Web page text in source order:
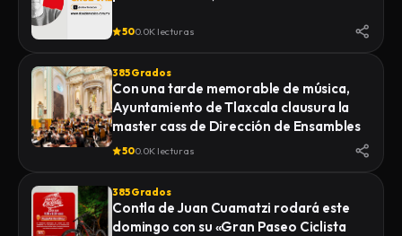
500.0K lecturas
385 Grados
Con una tarde memorable de música,
Ayuntamiento de Tlaxcala clausura la
master cass de Dirección de Ensambles
500.0K lecturas
385 Grados
Contla de Juan Cuamatzi rodará este
domingo con su «Gran Paseo Ciclista